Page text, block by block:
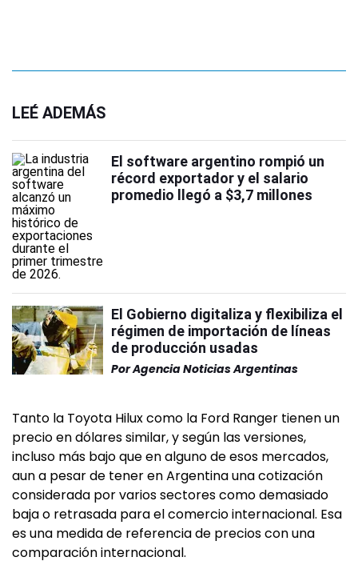
LEÉ ADEMÁS
El software argentino rompió un
récord exportador y el salario
promedio llegó a $3,7 millones
El Gobierno digitaliza y flexibiliza el
régimen de importación de líneas
de producción usadas
PorAgencia Noticias Argentinas
Tanto la Toyota Hilux como la Ford Ranger tienen un
precio en dólares similar, y según las versiones,
incluso más bajo que en alguno de esos mercados,
aun a pesar de tener en Argentina una cotización
considerada por varios sectores como demasiado
baja o retrasada para el comercio internacional. Esa
es una medida de referencia de precios con una
comparación internacional.